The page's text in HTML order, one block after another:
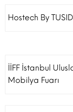
Hostech By TUSID
İİFF İstanbul
Mobilya Fuarı